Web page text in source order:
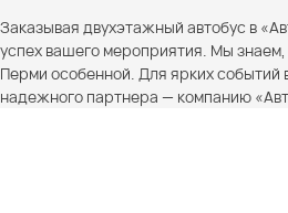
Заказывая двухэтажный автобус в
успех вашего мероприятия. Мы знаем,
Перми особенной. Для ярких событий
надежного партнера — компанию